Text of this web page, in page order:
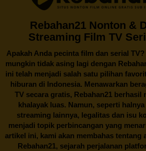
Rebahan21 Nonton &
Streaming Film TV
Apakah Anda pecinta film dan serial
mungkin tidak asing lagi dengan
ini telah menjadi salah satu pilihan
hiburan di Indonesia. Menawarkan
TV secara gratis, Rebahan21berhasil
khalayak luas. Namun, seperti
streaming lainnya, legalitas dan isu
menjadi topik perbincangan yang
artikel ini, kami akan membahas tentang
Rebahan21, sejarah perjalanan